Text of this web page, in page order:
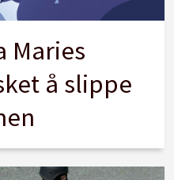
Maries
å slippe